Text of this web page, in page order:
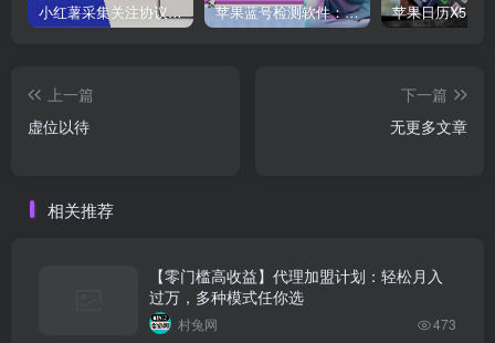
苹果蓝号检测软件：检测邮箱和手机是否符合苹果手机的协议软件
上一篇
虚位以待
下一篇
无更多文章
相关推荐
【零门槛高收益】代理加盟计划：轻松月入
过万，多种模式任你选
村兔网 473